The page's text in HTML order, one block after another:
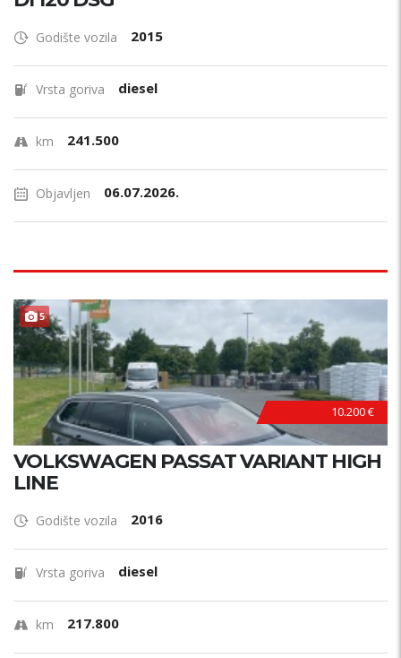
Godište vozila 2015
Vrsta goriva diesel
km 241.500
Objavljen 06.07.2026.
5
10.200 €
VOLKSWAGEN PASSAT VARIANT HIGH
LINE
Godište vozila 2016
Vrsta goriva diesel
km 217.800